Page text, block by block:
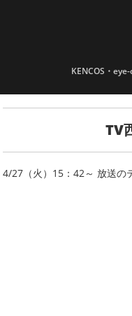
KENCOS・
TV
4/27（火）15：42～ 放送の